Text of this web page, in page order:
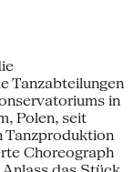
Tanzabteilungen
in
Polen, seit
Tanzproduktion
Choreograph